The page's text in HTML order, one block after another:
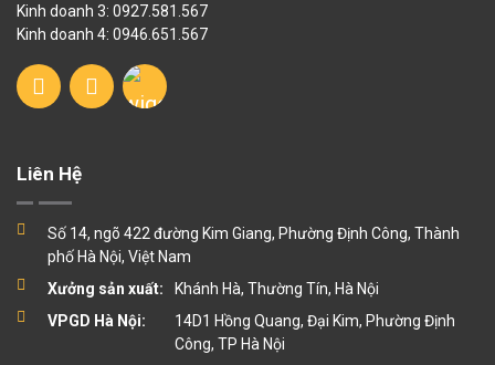
Kinh doanh 3: 0927.581.567
Kinh doanh 4: 0946.651.567
Liên Hệ
Số 14, ngõ 422 đường Kim Giang, Phường Định Công, Thành
phố Hà Nội, Việt Nam
Xưởng sản xuất:
Khánh Hà, Thường Tín, Hà Nội
VPGD Hà Nội:
14D1 Hồng Quang, Đại Kim, Phường Định
Công, TP Hà Nội